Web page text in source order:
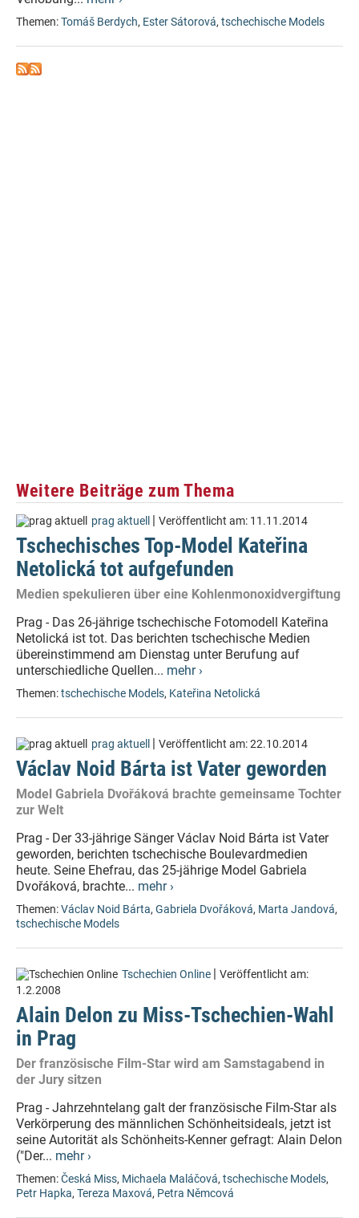
Themen:Tomáš Berdych, Ester Sátorová, tschechische Models
Weitere Beiträge zum Thema
prag aktuell | Veröffentlicht am: 11.11.2014
Tschechisches Top-Model Kateřina
Netolická tot aufgefunden
Medien spekulieren über eine Kohlenmonoxidvergiftung
Prag - Das 26-jährige tschechische Fotomodell Kateřina
Netolická ist tot. Das berichten tschechische Medien
übereinstimmend am Dienstag unter Berufung auf
unterschiedliche Quellen... mehr ›
Themen:tschechische Models, Kateřina Netolická
prag aktuell | Veröffentlicht am:22.10.2014
Václav Noid Bárta ist Vater geworden
Model Gabriela Dvořáková brachte gemeinsame Tochter
zur Welt
Prag - Der 33-jährige Sänger Václav Noid Bárta ist Vater
geworden, berichten tschechische Boulevardmedien
heute. Seine Ehefrau, das 25-jährige Model Gabriela
Dvořáková, brachte... mehr ›
Themen:Václav Noid Bárta, Gabriela Dvořáková, Marta Jandová,
tschechische Models
Tschechien Online | Veröffentlicht am:
1.2.2008
Alain Delon zu Miss-Tschechien-Wahl
in Prag
Der französische Film-Star wird am Samstagabend in
der Jury sitzen
Prag - Jahrzehntelang galt der französische Film-Star als
Verkörperung des männlichen Schönheitsideals, jetzt ist
seine Autorität als Schönheits-Kenner gefragt: Alain Delon
("Der... mehr ›
Themen:Česká Miss, Michaela Maláčová, tschechische Models,
Petr Hapka, Tereza Maxová, Petra Němcová